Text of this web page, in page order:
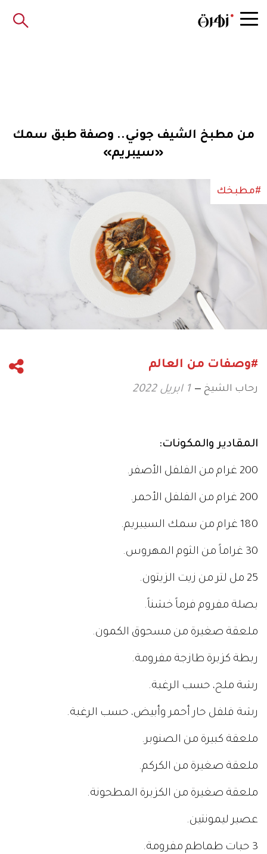
من مطبخ الشيف جوني.. وصفة طبق سمك
«سيبريم»
#مطبخك
#وصفات من العالم
رحاب الشيخ 1 ابريل 2022
المقادير والمكونات:
200 غرام من الفلفل الأصفر.
200 غرام من الفلفل الأحمر.
180 غرام من سمك السيبريم.
30 غراماً من الثوم المهروس.
25 مل لتر من زيت الزيتون.
بصلة مفروم فرماً خشناً.
ملعقة صغيرة من مسحوق الكمون.
ربطة كزبرة طازجة مفرومة.
رشة ملح، حسب الرغبة.
رشة فلفل حار أحمر وأبيض، حسب الرغبة.
ملعقة كبيرة من الصنوبر.
ملعقة صغيرة من الكركم.
ملعقة صغيرة من الكزبرة المطحونة.
عصير ليمونتين.
3 حبات طماطم مفرومة.